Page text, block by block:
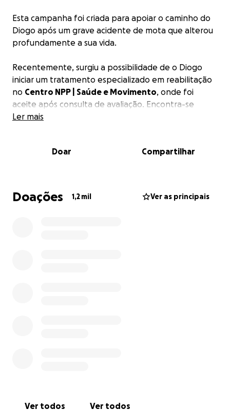
Esta campanha foi criada para apoiar o caminho do
Diogo após um grave acidente de mota que alterou
profundamente a sua vida.
Recentemente, surgiu a possibilidade de o Diogo
iniciar um tratamento especializado em reabilitação
no Centro NPP | Saúde e Movimento, onde foi
aceite após consulta de avaliação. Encontra-se
agora em fase de marcação do início do
Este acompanhamento surge como complemento
contínua e teve um papel fundamental na
investigação de novas abordagens e possibilidades
essencial para a mobilidade do Diogo
Ler mais
Doar Compartilhar
Doações 1,2 mil Ver as principais
Ver todos Ver todos